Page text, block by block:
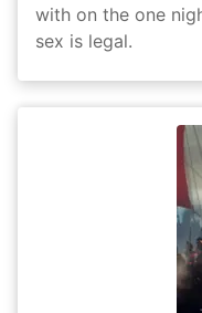
with on the one
sex is legal.